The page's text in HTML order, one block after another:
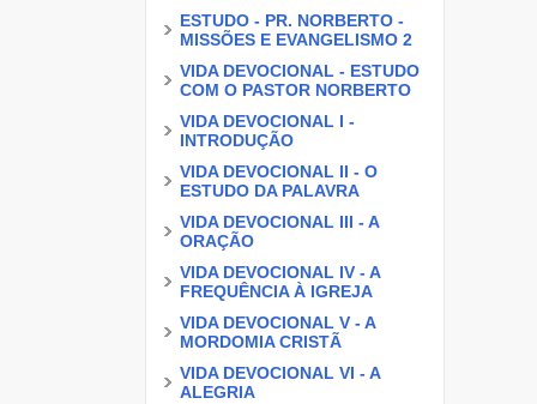
ESTUDO - PR. NORBERTO -
MISSÕES E EVANGELISMO 2
VIDA DEVOCIONAL - ESTUDO
COM O PASTOR NORBERTO
VIDA DEVOCIONAL I -
INTRODUÇÃO
VIDA DEVOCIONAL II - O
ESTUDO DA PALAVRA
VIDA DEVOCIONAL III - A
ORAÇÃO
VIDA DEVOCIONAL IV - A
FREQUÊNCIA À IGREJA
VIDA DEVOCIONAL V - A
MORDOMIA CRISTÃ
VIDA DEVOCIONAL VI - A
ALEGRIA